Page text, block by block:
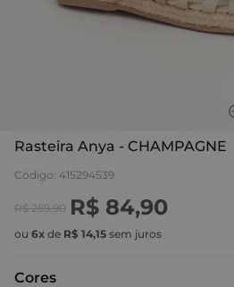
Rasteira Anya - CHAMPAGNE
Código: 415294539
R$ 269,90 R$ 84,90
ou 6x de R$ 14,15 sem juros
Cores